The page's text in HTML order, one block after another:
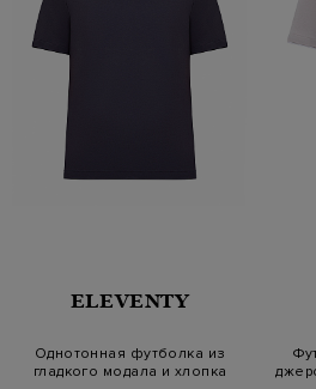
ELEVENTY
Однотонная футболка из
гладкого модала и хлопка